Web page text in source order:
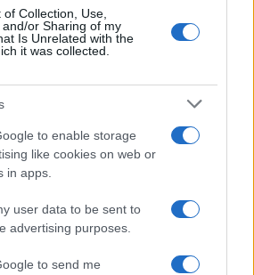
Collection, Use,
or Sharing of my
Is Unrelated with the
it was collected.
to enable storage
like cookies on web or
in apps.
user data to be sent to
advertising purposes.
to send me
despidió a 60…